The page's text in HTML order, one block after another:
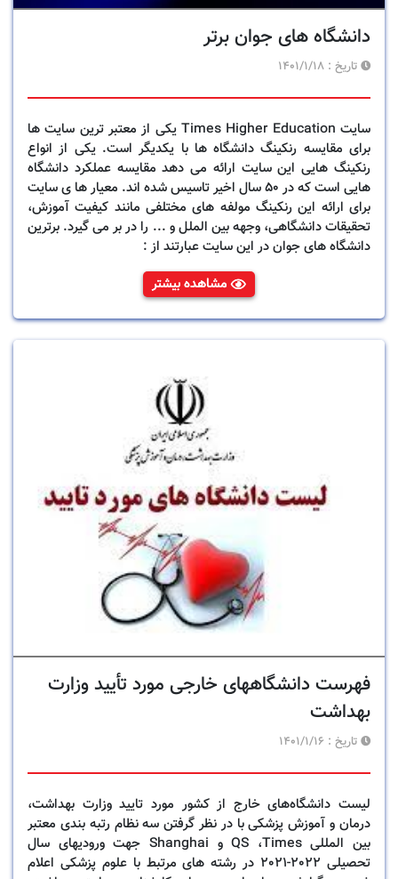
دانشگاه های جوان برتر
تاریخ : 1401/1/18
سایت Times Higher Education یکی از معتبر ترین سایت ها
برای مقایسه رنکینگ دانشگاه ها با یکدیگر است. یکی از انواع
رنکینگ هایی این سایت ارائه می دهد مقایسه عملکرد دانشگاه
هایی است که در 50 سال اخیر تاسیس شده اند. معیار ها ی سایت
برای ارائه این رنکینگ مولفه های مختلفی مانند کیفیت آموزش،
تحقیقات دانشگاهی، وجهه بین الملل و ... را در بر می گیرد. برترین
دانشگاه های جوان در این سایت عبارتند از :
مشاهده بیشتر
فهرست دانشگاههای خارجی مورد تأیید وزارت
بهداشت
تاریخ : 1401/1/16
لیست دانشگاه‌های خارج از کشور مورد تایید وزارت بهداشت،
درمان و آموزش ‏پزشکی با در نظر گرفتن سه نظام رتبه بندی معتبر
بین المللی ‏Times، ‏QS‏ و ‏Shanghai‏ ‏جهت ورودیهای سال
تحصیلی 2022-2021 در رشته های مرتبط با علوم پزشکی اعلام